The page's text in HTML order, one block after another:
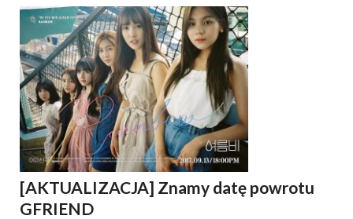
[AKTUALIZACJA] Znamy datę powrotu
GFRIEND